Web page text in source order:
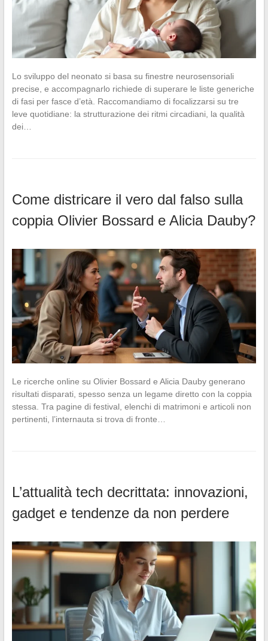
Lo sviluppo del neonato si basa su finestre neurosensoriali
precise, e accompagnarlo richiede di superare le liste generiche
di fasi per fasce d’età. Raccomandiamo di focalizzarsi su tre
leve quotidiane: la strutturazione dei ritmi circadiani, la qualità
dei…
Come districare il vero dal falso sulla
coppia Olivier Bossard e Alicia Dauby?
Le ricerche online su Olivier Bossard e Alicia Dauby generano
risultati disparati, spesso senza un legame diretto con la coppia
stessa. Tra pagine di festival, elenchi di matrimoni e articoli non
pertinenti, l’internauta si trova di fronte…
L’attualità tech decrittata: innovazioni,
gadget e tendenze da non perdere